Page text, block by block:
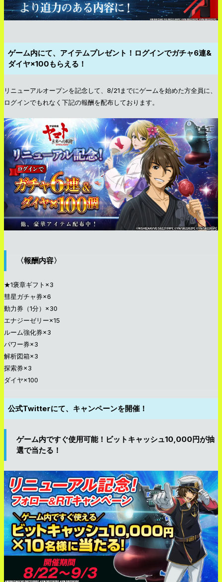
ゲーム内にて、アイテムプレゼント！ログインでガチャ6連&
ダイヤ×100もらえる！
リニューアルオープンを記念して、8/21までにゲームを始めた方全員に、
ログインでもれなく下記の報酬を配布しております。
〈報酬内容〉
★1褒章ギフト×3
彗星ガチャ券×6
動力券（1分）×30
エナジーゼリー×15
ルーム強化券×3
パワー券×3
解析図箱×3
探索券×3
ダイヤ×100
公式Twitterにて、キャンペーンを開催！
ゲーム内ですぐ使用可能！ビットキャッシュ10,000円が抽
選で当たる！